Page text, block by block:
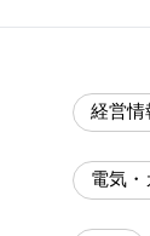
経営情
電気・